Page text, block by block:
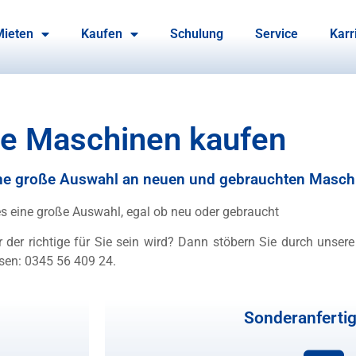
Kaufen Schulung Service
Maschinen kaufen
große Auswahl an neuen und gebrauchten
eine große Auswahl, egal ob neu oder gebraucht
richtige für Sie sein wird? Dann stöbern Sie durch
0345 56 409 24.